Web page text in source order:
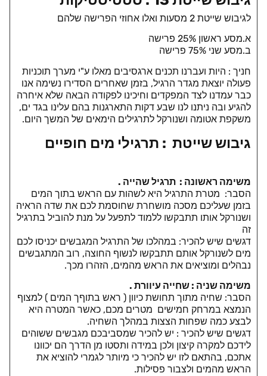
לגיבוש שייטת 2 מסעות ואלו אחוזי הפרישה שלהם
א.מסע ראשון 25% פרישה
ב.מסע שני 75% פרישה
חניך : היות ועברנו תכנים ארגסיבים מאלו ע"י מערך תוכניות
פעולה יוצאת מגדר הרגיל, בזמן שאחרים הסדירו נשימה אנו
כבר עמדנו לצד המפקדים וחיכינו לפקודה הבאה שלא איחרה
להגיע ובה ניתנו לנו שבע דקות התארגנות בהם עלינו בגד ים,
משקפת אטומה ושנורקל לתרגילים הימאים של המשך היום.
גיבוש שייטת : תרגילי מים חופיים
משימה ראשונה : תרגיל שהייה .
הסבר: מטרת התרגיל היא לשהות עם הראש בתוך המים
בזמן שעליכם מסכה מושחרת שחוסמת לכם את שדה הראיה
ושנורקל אותו תתבקשו ללמוד לתפעל על מנת להוביל בתרגיל
זה
דגשים שיש להכיר: במהלכו של התרגיל המגבשים יכניסו לכם
מים לשנורקל אותם תתבקשו לנשוף החוצה, רוב המתגבשים
נבהלים ומוציאים את הראש מהמים, הזהרו מכך.
משימה שניה : שחייה עיוורת .
הסבר: שחיה מתוך תחושת כיוון ( ראש בתוףך המים ) למצוף
הנמצא במרחק חמישים מטרים מכם, כאשר המטרה היא
לבצע כמה שפחות הצצות במהלך השחיה.
דגשים שיש להכיר : יש להכיר שמסביבכם מגבשים ששוהים
לידכם למקרה קיצון ולכן במידה ותסטו מן הדרך הם יכוונו
אתכם, בהתאם לזו יש להכיר כי מיותר לגמרי להוציא את
הראש מהמים ולצבור פסילות.